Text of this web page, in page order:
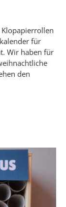
Klopapierrollen
für
Wir haben für
den